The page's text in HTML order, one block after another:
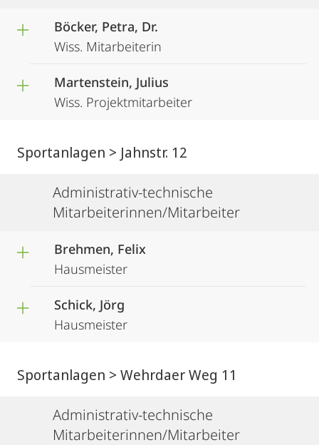
Böcker, Petra, Dr.
Wiss. Mitarbeiterin
Martenstein, Julius
Wiss. Projektmitarbeiter
Sportanlagen > Jahnstr. 12
Administrativ-technische
Mitarbeiterinnen/Mitarbeiter
Brehmen, Felix
Hausmeister
Schick, Jörg
Hausmeister
Sportanlagen > Wehrdaer Weg 11
Administrativ-technische
Mitarbeiterinnen/Mitarbeiter